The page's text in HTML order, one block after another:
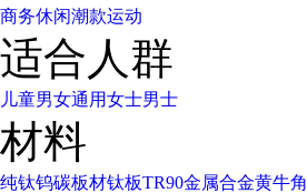
商务休闲潮款运动
适合人群
儿童男女通用女士男士
材料
纯钛钨碳板材钛板TR90金属合金黄牛角